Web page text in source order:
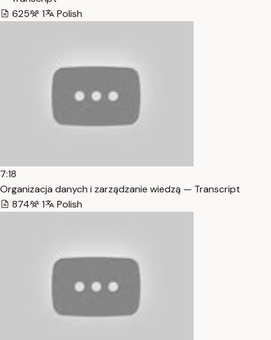
625
1 Polish
7:18
Organizacja danych i zarządzanie wiedzą — Transcript
874
1 Polish